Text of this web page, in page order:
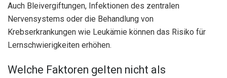
Auch Bleivergiftungen, Infektionen des zentralen
Nervensystems oder die Behandlung von
Krebserkrankungen wie Leukämie können das Risiko für
Lernschwierigkeiten erhöhen.
Welche Faktoren gelten nicht als